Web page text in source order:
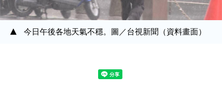
今日午後各地天氣不穩。圖／台視新聞（資料畫面）